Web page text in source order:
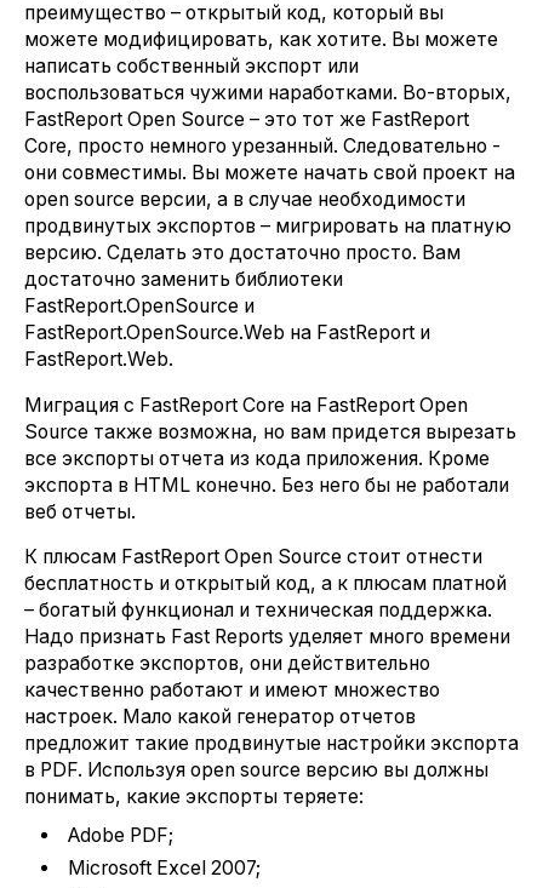
преимущество – открытый код, который вы
можете модифицировать, как хотите. Вы можете
написать собственный экспорт или
воспользоваться чужими наработками. Во-вторых,
FastReport Open Source – это тот же FastReport
Core, просто немного урезанный. Следовательно -
они совместимы. Вы можете начать свой проект на
open source версии, а в случае необходимости
продвинутых экспортов – мигрировать на платную
версию. Сделать это достаточно просто. Вам
достаточно заменить библиотеки
FastReport.OpenSource и
FastReport.OpenSource.Web на FastReport и
FastReport.Web.
Миграция с FastReport Core на FastReport Open
Source также возможна, но вам придется вырезать
все экспорты отчета из кода приложения. Кроме
экспорта в HTML конечно. Без него бы не работали
веб отчеты.
К плюсам FastReport Open Source стоит отнести
бесплатность и открытый код, а к плюсам платной
– богатый функционал и техническая поддержка.
Надо признать Fast Reports уделяет много времени
разработке экспортов, они действительно
качественно работают и имеют множество
настроек. Мало какой генератор отчетов
предложит такие продвинутые настройки экспорта
в PDF. Используя open source версию вы должны
понимать, какие экспорты теряете:
Adobe PDF;
Microsoft Excel 2007;